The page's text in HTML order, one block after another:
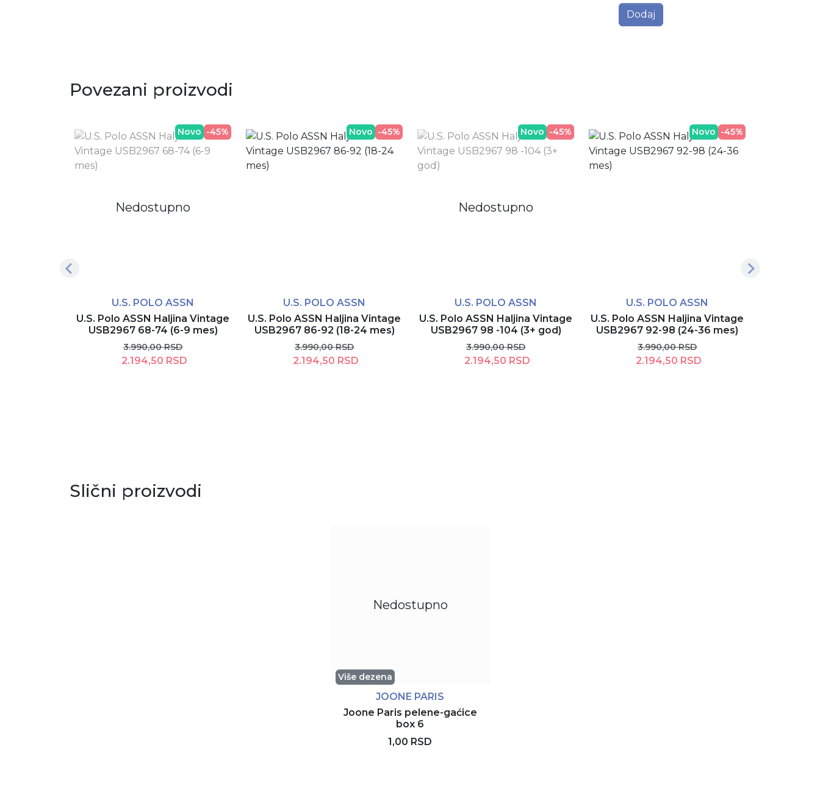
Dodaj
Povezani proizvodi
Novo -45%
Nedostupno
U.S. POLO ASSN
U.S. Polo ASSN Haljina Vintage
USB2967 68-74 (6-9 mes)
3.990,00 RSD
2.194,50 RSD
Novo -45%
U.S. POLO ASSN
U.S. Polo ASSN Haljina Vintage
USB2967 86-92 (18-24 mes)
3.990,00 RSD
2.194,50 RSD
Novo -45%
Nedostupno
U.S. POLO ASSN
U.S. Polo ASSN Haljina Vintage
USB2967 98 -104 (3+ god)
3.990,00 RSD
2.194,50 RSD
Novo -45%
U.S. POLO ASSN
U.S. Polo ASSN Haljina Vintage
USB2967 92-98 (24-36 mes)
3.990,00 RSD
2.194,50 RSD
Slični proizvodi
Nedostupno
Više dezena
JOONE PARIS
Joone Paris pelene-gaćice
box 6
1,00 RSD